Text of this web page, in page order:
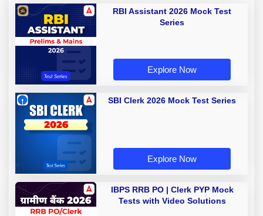
RBI Assistant 2026 Mock Test
Series
Explore Now
SBI Clerk 2026 Mock Test Series
Explore Now
IBPS RRB PO | Clerk PYP Mock
Tests with Video Solutions